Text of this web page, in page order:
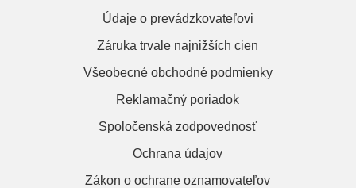
Údaje o prevádzkovateľovi
Záruka trvale najnižších cien
Všeobecné obchodné podmienky
Reklamačný poriadok
Spoločenská zodpovednosť
Ochrana údajov
Zákon o ochrane oznamovateľov